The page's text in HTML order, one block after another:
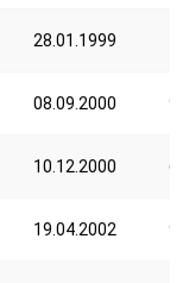
28.01.1999
08.09.2000
10.12.2000
19.04.2002